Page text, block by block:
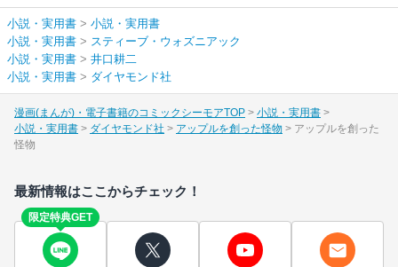
小説・実用書 > 小説・実用書
小説・実用書 > スティーブ・ウォズニアック
小説・実用書 > 井口耕二
小説・実用書 > ダイヤモンド社
漫画(まんが)・電子書籍のコミックシーモアTOP
小説・実用書
小説・実用書
ダイヤモンド社 アップルを創った怪物
アップルを創った
怪物
最新情報はここからチェック！
限定特典GET